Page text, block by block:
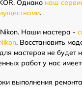
Однако наш
.
Наши мастера -
. Восстановить
мастеров не будет
работ у нас
выполнения